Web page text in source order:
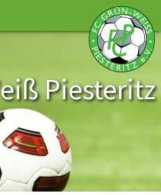
Piesteritz